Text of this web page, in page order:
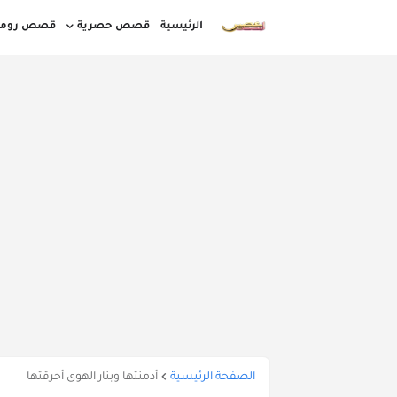
الرئيسية قصص حصرية قصص
الصفحة الرئيسية أدمنتها وبنار الهوى أحرقتها